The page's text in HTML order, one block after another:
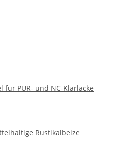
für PUR- und NC-Klarlacke